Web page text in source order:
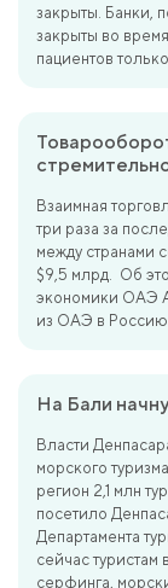
закрыты. Банки,
закрыты во
пациентов
Взаимная
три раза за
между странами
$9,5 млрд. Об
экономики ОАЭ
из ОАЭ в
На Бали
Власти
морского
регион 2,1 млн
посетило
Департамента
сейчас
серфинга,